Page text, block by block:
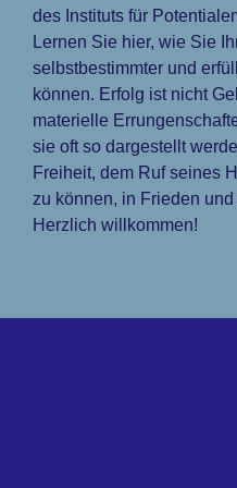
des Instituts für
Lernen Sie hier, wie Sie
selbstbestimmter und
können. Erfolg ist nicht
materielle
sie oft so dargestellt
Freiheit, dem Ruf seines
zu können, in Frieden
Herzlich willkommen!